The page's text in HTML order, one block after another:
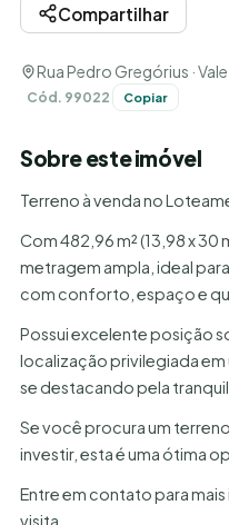
Compartilhar
Rua Pedro Gregórius ·
Cód. 99022 Copiar
Sobre este imóvel
Terreno à venda no
Com 482,96 m² (13,98 x
metragem ampla, ideal
com conforto, espaço e
Possui excelente posição
localização privilegiada em
se destacando pela
Se você procura um
investir, esta é uma ótima
Entre em contato para
visita.